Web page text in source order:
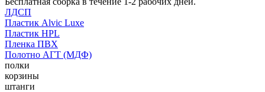
ЛДСП
Пластик Alvic Luxe
Пластик HPL
Пленка ПВХ
Полотно АГТ (МДФ)
полки
корзины
штанги